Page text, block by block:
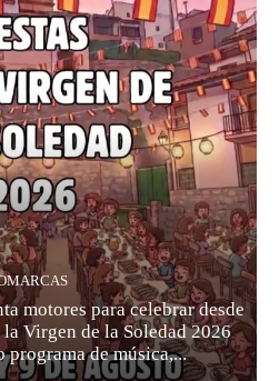
motores para celebrar desde
la Virgen de la Soledad 2026
programa de música,...